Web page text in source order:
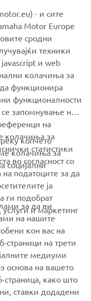
- и сите
Motor Europe
сродни
техники
и web
колачиња за
функционира
функционалности
се запомнување на
на
колачиња за
статистики
во согласност со
на податоците за да
ја
ги подобрат
и маркетинг
копчето
колачиња за
социјални
за да ви
на нашите
кон вас на
страници на трети
медиуми
основа на вашето
страница, како што
ставки додадени